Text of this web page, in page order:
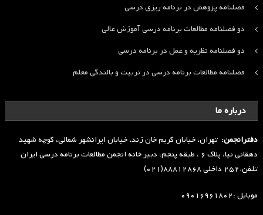
فصلنامه پژوهش در برنامه ریزی درسی
دو فصلنامه مطالعات برنامه درسی آموزش عالی
دو فصلنامه نظریه و عمل در برنامه درسی
فصلنامه مطالعات برنامه درسی در تربیت و بالندگی معلم
درباره ما
دفترانجمن: تهران، خیابان کریم خان زند، خیابان ایرانشهر شمالی، کوچه شهید
دهقانی نیا، پلاک ۶ ، طبقه پنجم، دبیر خانه انجمن مطالعات برنامه درسی ایران
تلفن:۲۵۲ داخلی ۸۸۸۱۲۸۶۸(۰۲۱)
موبایل :۰۹۰۱۶۹۶۱۸۰۲